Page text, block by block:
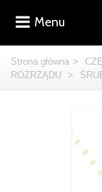
Menu
Strona główna >
ROZRZĄDU
>